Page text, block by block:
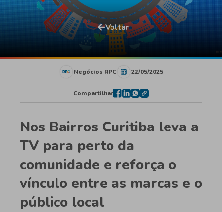
Voltar
Negócios RPC 22/05/2025
Compartilhar
Nos Bairros Curitiba leva a
TV para perto da
comunidade e reforça o
vínculo entre as marcas e o
público local